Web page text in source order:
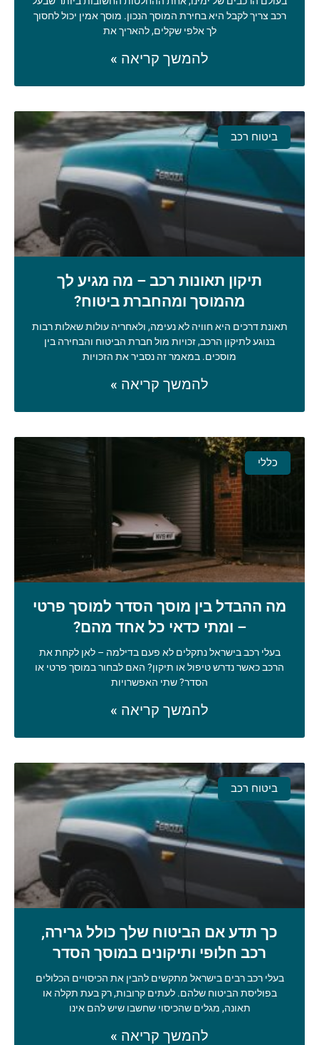
רכב צריך לקבל היא בחירת המוסך הנכון. מוסך אמין יכול לחסוך
לך אלפי שקלים, להאריך את
להמשך קריאה »
ביטוח רכב
תיקון תאונות רכב – מה מגיע לך
מהמוסך ומהחברת ביטוח?
תאונת דרכים היא חוויה לא נעימה, ולאחריה עולות שאלות רבות
בנוגע לתיקון הרכב, זכויות מול חברת הביטוח והבחירה בין
מוסכים. במאמר זה נסביר את הזכויות
להמשך קריאה »
כללי
מה ההבדל בין מוסך הסדר למוסך פרטי
– ומתי כדאי כל אחד מהם?
בעלי רכב בישראל נתקלים לא פעם בדילמה – לאן לקחת את
הרכב כאשר נדרש טיפול או תיקון? האם לבחור במוסך פרטי או
הסדר? שתי האפשרויות
להמשך קריאה »
ביטוח רכב
כך תדע אם הביטוח שלך כולל גרירה,
רכב חלופי ותיקונים במוסך הסדר
בעלי רכב רבים בישראל מתקשים להבין את הכיסויים הכלולים
בפוליסת הביטוח שלהם. לעתים קרובות, רק בעת תקלה או
תאונה, מגלים שהכיסוי שחשבו שיש להם אינו
להמשך קריאה »